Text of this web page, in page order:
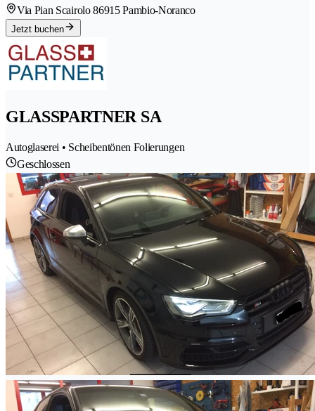
Via Pian Scairolo 86915 Pambio-Noranco
Jetzt buchen
GLASSPARTNER SA
Autoglaserei • Scheibentönen Folierungen
Geschlossen